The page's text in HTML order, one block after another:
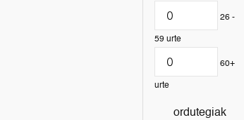
26 -
59 urte
60+
urte
ordutegiak